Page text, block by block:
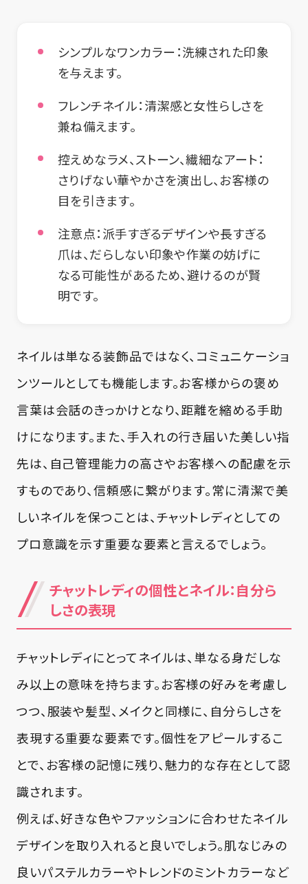
シンプルなワンカラー ：洗練された印象
を与えます。
フレンチネイル：清潔感と女性らしさを
兼ね備えます。
控えめなラメ、ストーン、繊細なアート：
さりげない華やかさを演出し、お客様の
目を引きます。
注意点：派手すぎるデザインや長すぎる
爪は、だらしない印象や作業の妨げに
なる可能性があるため、避けるのが賢
明です。
ネイルは単なる装飾品ではなく、コミュニケーショ
ンツールとしても機能します。お客様からの褒め
言葉は会話のきっかけとなり、距離を縮める手助
けになります。また、手入れの行き届いた美しい指
先は、自己管理能力の高さやお客様への配慮を示
すものであり、信頼感に繋がります。常に清潔で美
しいネイルを保つことは、チャットレディとしての
プロ意識を示す重要な要素と言えるでしょう。
チャットレディの個性とネイル：自分ら
しさの表現
チャットレディにとってネイルは、単なる身だしな
み以上の意味を持ちます。お客様の好みを考慮し
つつ、服装や髪型、メイクと同様に、自分らしさを
表現する重要な要素です。個性をアピールするこ
とで、お客様の記憶に残り、魅力的な存在として認
識されます。
例えば、好きな色やファッションに合わせたネイル
デザインを取り入れると良いでしょう。肌なじみの
良いパステルカラーやトレンドのミントカラーなど